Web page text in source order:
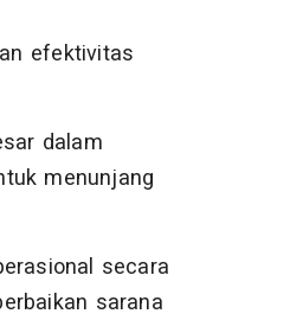
efektivitas
dalam
menunjang
secara
sarana